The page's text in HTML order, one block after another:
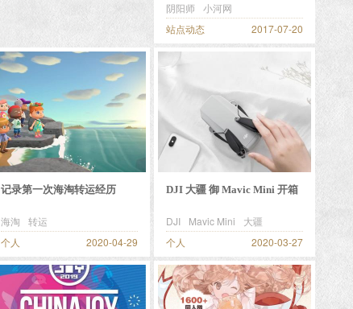
阴阳师 小河网
站点动态
2017-07-20
记录第一次海淘转运经历
海淘
转运
个人
2020-04-29
DJI 大疆 御 Mavic Mini 开箱
DJI Mavic Mini
大疆
个人
2020-03-27